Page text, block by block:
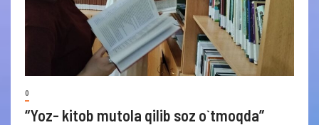
0
“Yoz- kitob mutola qilib soz o`tmoqda”